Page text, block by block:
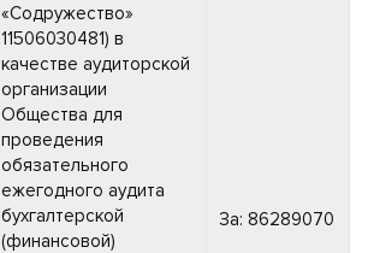
«Содружество»
11506030481) в
качестве аудиторской
организации
Общества для
проведения
обязательного
ежегодного аудита
бухгалтерской
(финансовой)
За: 86289070